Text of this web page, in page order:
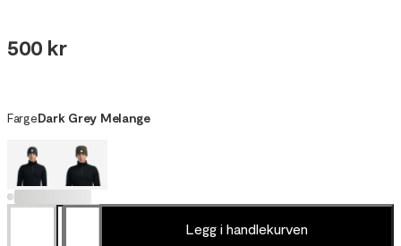
500 kr
FargeDark Grey Melange
Legg i handlekurven